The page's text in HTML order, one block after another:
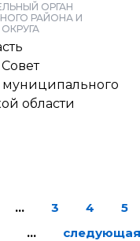
ОРГАН
РАЙОНА И
муниципального
области
… 3 4
5
…
следующая